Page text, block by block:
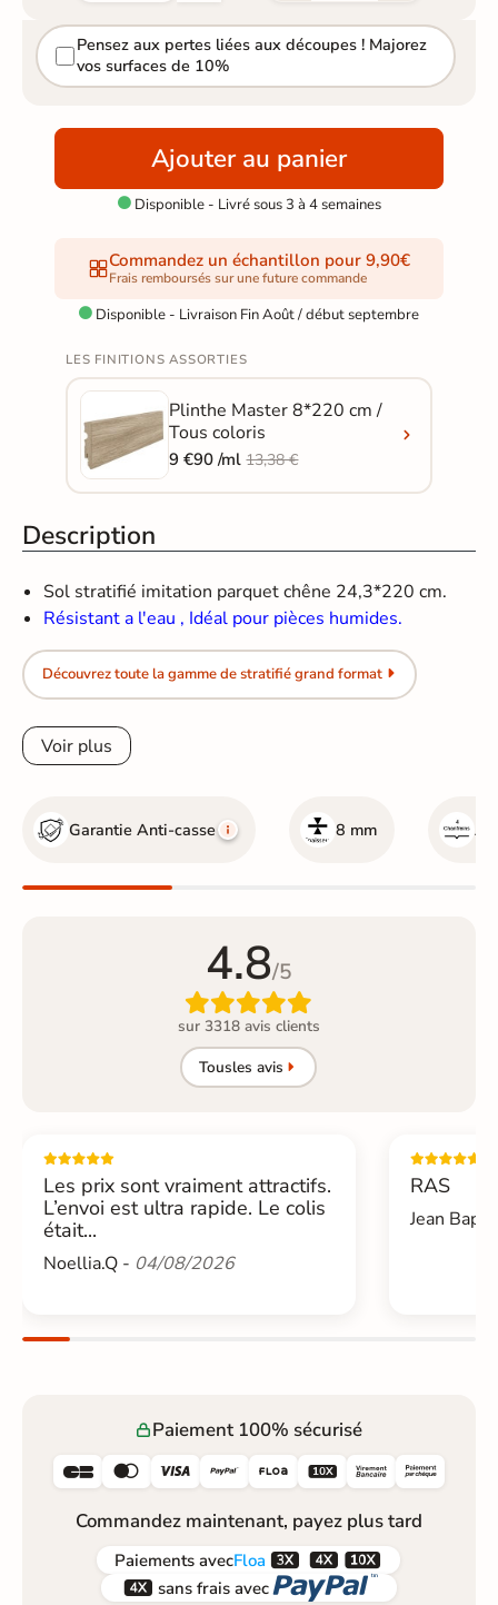
Pensez aux pertes liées aux découpes ! Majorez
vos surfaces de 10%
Ajouter au panier
Disponible - Livré sous 3 à 4 semaines
Commandez un échantillon pour 9,90€
Frais remboursés sur une future commande
 Disponible - Livraison Fin Août / début septembre
LES FINITIONS ASSORTIES
Plinthe Master 8*220 cm /
Tous coloris
9 €90 /ml13,38 €
Description
Sol stratifié imitation parquetchêne 24,3*220 cm.
Résistant a l'eau , Idéal pour pièces humides.
Découvrez toute la gamme de stratifié grand format
Voir plus
Garantie Anti-casse 8 mm
4.8/5

sur 3318 avis clients
Tousles avis
Les prix sont vraiment attractifs.
L’envoi est ultra rapide. Le colis
était...
Noellia.Q - 04/08/2026
RAS
Jean
Paiement 100% sécurisé
     
Commandez maintenant, payez plus tard
Paiements avecFloa  
 sans frais avec 